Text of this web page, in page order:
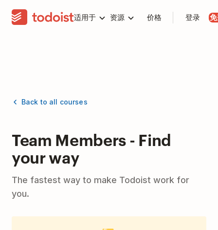
适用于 资源 价格 登录
Back to all courses
Team Members - Find
your way
The fastest way to make Todoist work for
you.